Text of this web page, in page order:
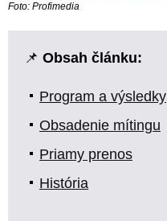
Foto: Profimedia
📌 Obsah článku:
Program a výsledky
Obsadenie mítingu
Priamy prenos
História